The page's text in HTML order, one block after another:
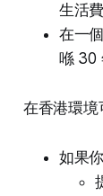
生活費
在一
喺 30
在香港環境
如果